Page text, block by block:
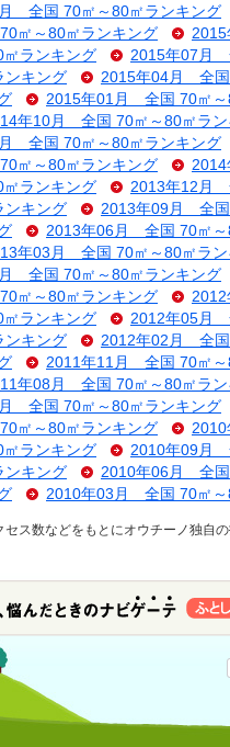
全国 70㎡～80㎡ランキング
㎡～80㎡ランキング
ランキング
2015年07月
キング
2015年04月 全国
2015年01月 全国 70㎡～
年10月 全国 70㎡～80㎡ラン
全国 70㎡～80㎡ランキング
㎡～80㎡ランキング
ランキング
2013年12月
キング
2013年09月 全国
2013年06月 全国 70㎡～
年03月 全国 70㎡～80㎡ラン
全国 70㎡～80㎡ランキング
㎡～80㎡ランキング
ランキング
2012年05月
キング
2012年02月 全国
2011年11月 全国 70㎡～
年08月 全国 70㎡～80㎡ラン
全国 70㎡～80㎡ランキング
㎡～80㎡ランキング
ランキング
2010年09月
キング
2010年06月 全国
2010年03月 全国 70㎡～
ス数などをもとにオウチーノ独自